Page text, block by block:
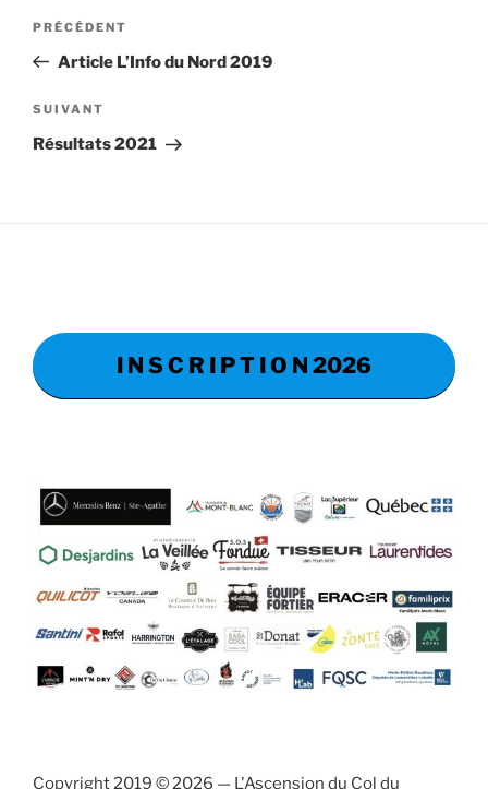
Navigation
l’article
Article
précédent
PRÉCÉDENT
Article L’Info du Nord 2019
Article
suivant
SUIVANT
Résultats 2021
I N S C R I P T I O N 2026
Copyright 2019 © 2026 — L'Ascension du Col du